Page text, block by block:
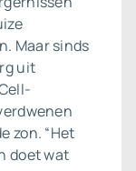
Maar sinds
uit
zon. “Het
doet wat